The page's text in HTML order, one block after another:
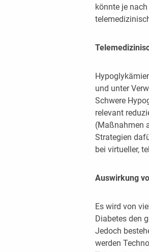
könnte je
und unter
Schwere
relevant
(Maßnahmen
Strategien
bei virtueller,
Auswirkung
Es wird von
Diabetes den
Jedoch
werden